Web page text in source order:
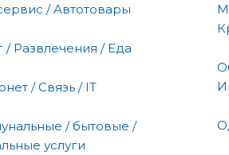
/ Автотовары
/ Развлечения / Еда
/ Связь / IT
/ бытовые /
услуги